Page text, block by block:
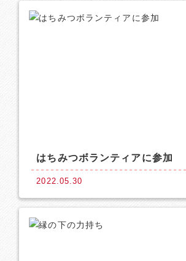
はちみつボランティアに参加
2022.05.30